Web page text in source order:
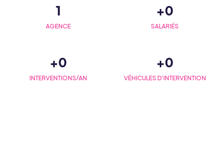
AGENCE
1
SALARIÉS
+0
INTERVENTIONS/AN
+0
VÉHICULES D'INTERVENTION
+0